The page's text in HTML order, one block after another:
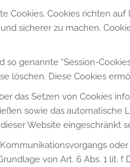
Cookies. Cookies richten
sicherer zu machen.
genannte “Session-
löschen. Diese Cookies
das Setzen von Cookies
sowie das automatische
Website eingeschränkt
von Art. 6 Abs. 1 lit.